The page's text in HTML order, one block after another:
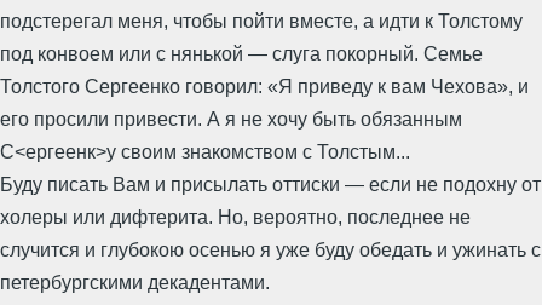
подстерегал меня, чтобы пойти вместе, а идти к Толстому
под конвоем или с нянькой — слуга покорный. Семье
Толстого Сергеенко говорил: «Я приведу к вам Чехова», и
его просили привести. А я не хочу быть обязанным
С<ергеенк>у своим знакомством с Толстым...
Буду писать Вам и присылать оттиски — если не подохну от
холеры или дифтерита. Но, вероятно, последнее не
случится и глубокою осенью я уже буду обедать и ужинать с
петербургскими декадентами.